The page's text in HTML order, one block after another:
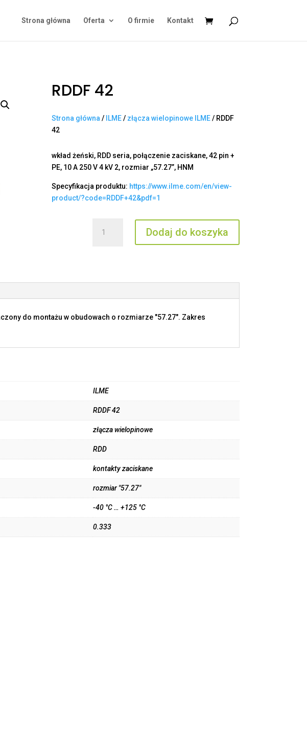
Strona główna Oferta O firmie Kontakt
RDDF 42
Strona główna / ILME/ złącza wielopinowe ILME/ RDDF
42
wkład żeński, RDD seria, połączenie zaciskane, 42 pin +
PE, 10 A 250 V 4 kV 2, rozmiar „57.27”, HNM
Specyfikacja produktu: https://www.ilme.com/en/view-
product/?code=RDDF+42&pdf=1
RDDF
Dodaj do koszyka
do montażu w obudowach o rozmiarze "57.27". Zakres
ILME
RDDF 42
złącza wielopinowe
RDD
kontakty zaciskane
rozmiar "57.27"
-40 °C … +125 °C
0.333